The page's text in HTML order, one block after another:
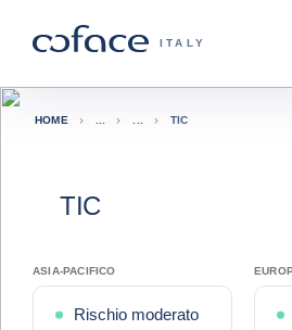
COFACE FOR
ITALY
Torna alla Homepage
HOME TIC
TIC
ASIA-PACIFICO
Rischio moderato